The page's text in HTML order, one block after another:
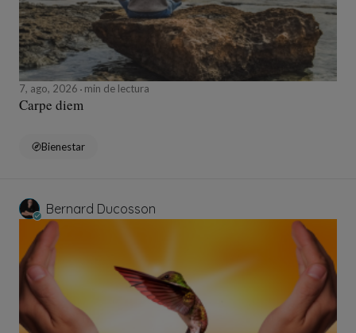
7, ago, 2026 min de lectura
Carpe diem
Bienestar
Bernard Ducosson